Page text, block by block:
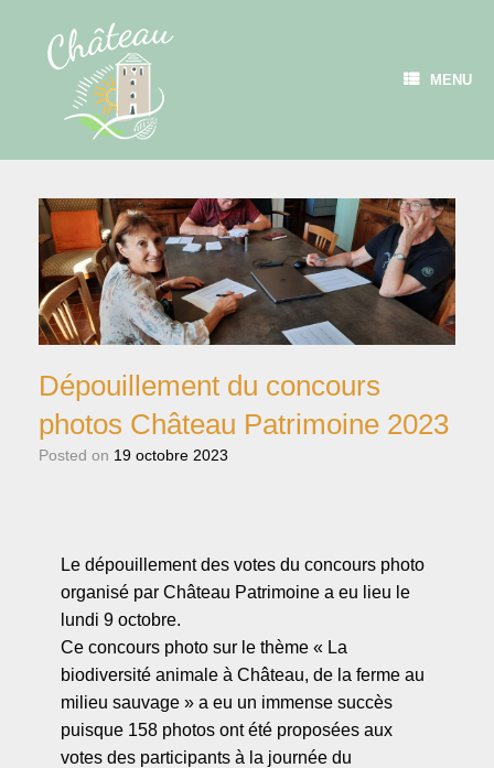
MENU
Dépouillement du concours
photos Château Patrimoine 2023
Posted on 19 octobre 2023
Le dépouillement des votes du concours photo
organisé par Château Patrimoine a eu lieu le
lundi 9 octobre.
Ce concours photo sur le thème « La
biodiversité animale à Château, de la ferme au
milieu sauvage » a eu un immense succès
puisque 158 photos ont été proposées aux
votes des participants à la journée du